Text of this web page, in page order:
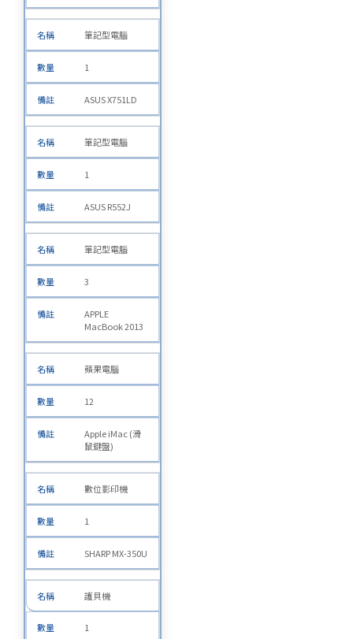
筆記型電腦
1
ASUS X751LD
筆記型電腦
1
ASUS R552J
筆記型電腦
3
APPLE
MacBook 2013
蘋果電腦
12
Apple iMac (滑
鼠鍵盤)
數位影印機
1
SHARP MX-350U
護貝機
1